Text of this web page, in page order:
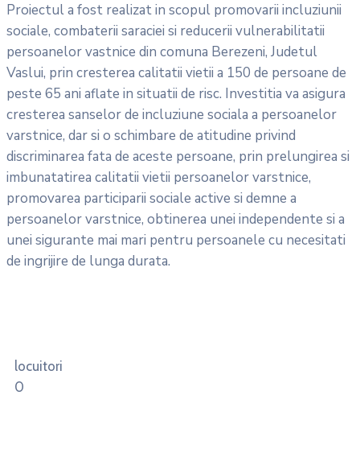
Proiectul a fost realizat in scopul promovarii incluziunii
sociale, combaterii saraciei si reducerii vulnerabilitatii
persoanelor vastnice din comuna Berezeni, Judetul
Vaslui, prin cresterea calitatii vietii a 150 de persoane de
peste 65 ani aflate in situatii de risc. Investitia va asigura
cresterea sanselor de incluziune sociala a persoanelor
varstnice, dar si o schimbare de atitudine privind
discriminarea fata de aceste persoane, prin prelungirea si
imbunatatirea calitatii vietii persoanelor varstnice,
promovarea participarii sociale active si demne a
persoanelor varstnice, obtinerea unei independente si a
unei sigurante mai mari pentru persoanele cu necesitati
de ingrijire de lunga durata.
locuitori
0